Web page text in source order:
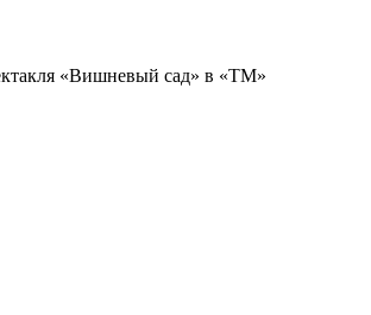
«Вишневый сад» в «ТМ»